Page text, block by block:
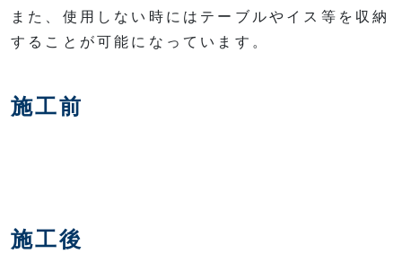
また、使用しない時にはテーブルやイス等を収納
することが可能になっています。
施工前
施工後